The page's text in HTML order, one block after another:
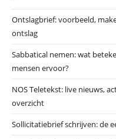
Ontslagbrief: voorbeeld,
ontslag
Sabbatical nemen: wat
mensen ervoor?
NOS Teletekst: live nieuws,
overzicht
Sollicitatiebrief schrijven: de